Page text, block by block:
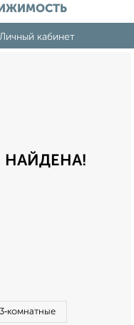
Личный кабинет
НАЙДЕНА!
3‑комнатные